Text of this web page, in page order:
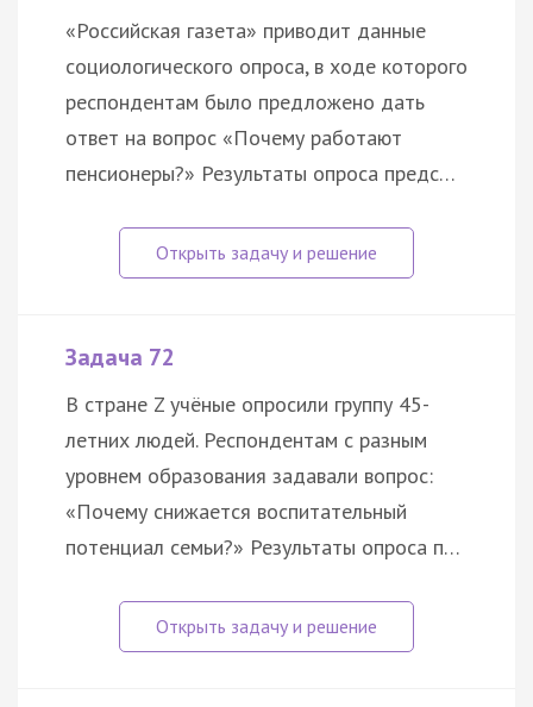
«Российская газета» приводит данные
социологического опроса, в ходе которого
респондентам было предложено дать
ответ на вопрос «Почему работают
пенсионеры?» Результаты опроса предс…
Задача 72
В стране Z учёные опросили группу 45-
летних людей. Респондентам с разным
уровнем образования задавали вопрос:
«Почему снижается воспитательный
потенциал семьи?» Результаты опроса п…